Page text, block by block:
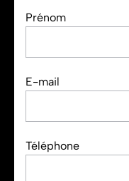
Prénom
E-mail
Téléphone